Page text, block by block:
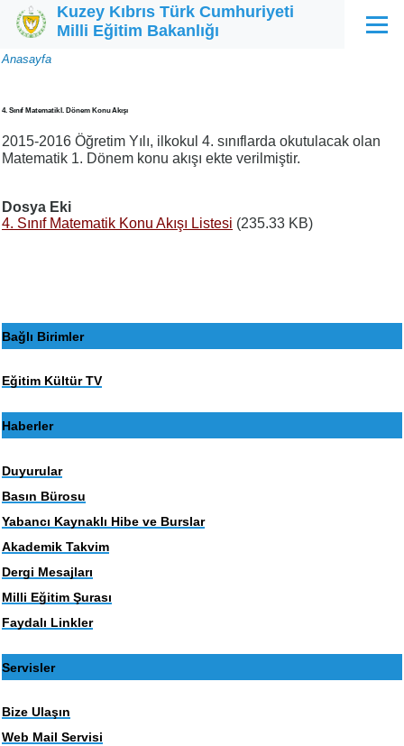
Ana içeriğe atla
Kuzey Kıbrıs Türk Cumhuriyeti
Milli Eğitim Bakanlığı
Menü
Sayfa
Anasayfa
4. Sınıf Matematik I. Dönem Konu Akışı
2015-2016 Öğretim Yılı, ilkokul 4. sınıflarda okutulacak olan
Matematik 1. Dönem konu akışı ekte verilmiştir.
Dosya Eki
4. Sınıf Matematik Konu Akışı Listesi (235.33 KB)
Bağlı Birimler
Eğitim Kültür TV
Haberler
Duyurular
Basın Bürosu
Yabancı Kaynaklı Hibe ve Burslar
Akademik Takvim
Dergi Mesajları
Milli Eğitim Şurası
Faydalı Linkler
Servisler
Bize Ulaşın
Web Mail Servisi